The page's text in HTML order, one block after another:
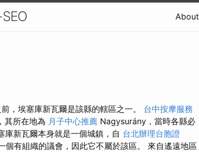
About
，埃塞庫新瓦爾是該縣的轄區之一。 台中按摩服務
其所在地為 月子中心推薦 Nagysurány，當時各縣必
庫新瓦爾本身就是一個城鎮，自 台北辦理台胞證
個有組織的議會，因此它不屬於該區。 來自遙遠地區